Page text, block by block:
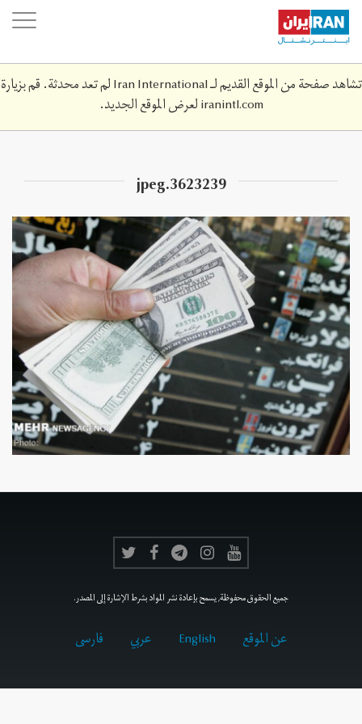
Skip
main
content
تشاهد صفحة من الموقع القديم لـ Iran International لم تعد محدثة. قم بزيارة
iranintl.comلعرض الموقع الجديد.
3623239.jpeg
جميع الحقوق محفوظة, يسمح بإعادة نشر المواد بشرط الإشارة إلى المصدر.
عن الموقع English عربي فارسى